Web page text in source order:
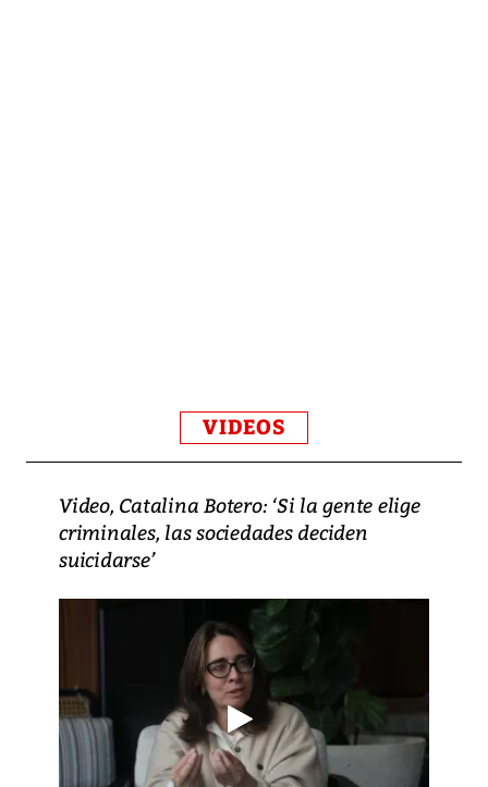
VIDEOS
Video, Catalina Botero: ‘Si la gente elige
criminales, las sociedades deciden
suicidarse’